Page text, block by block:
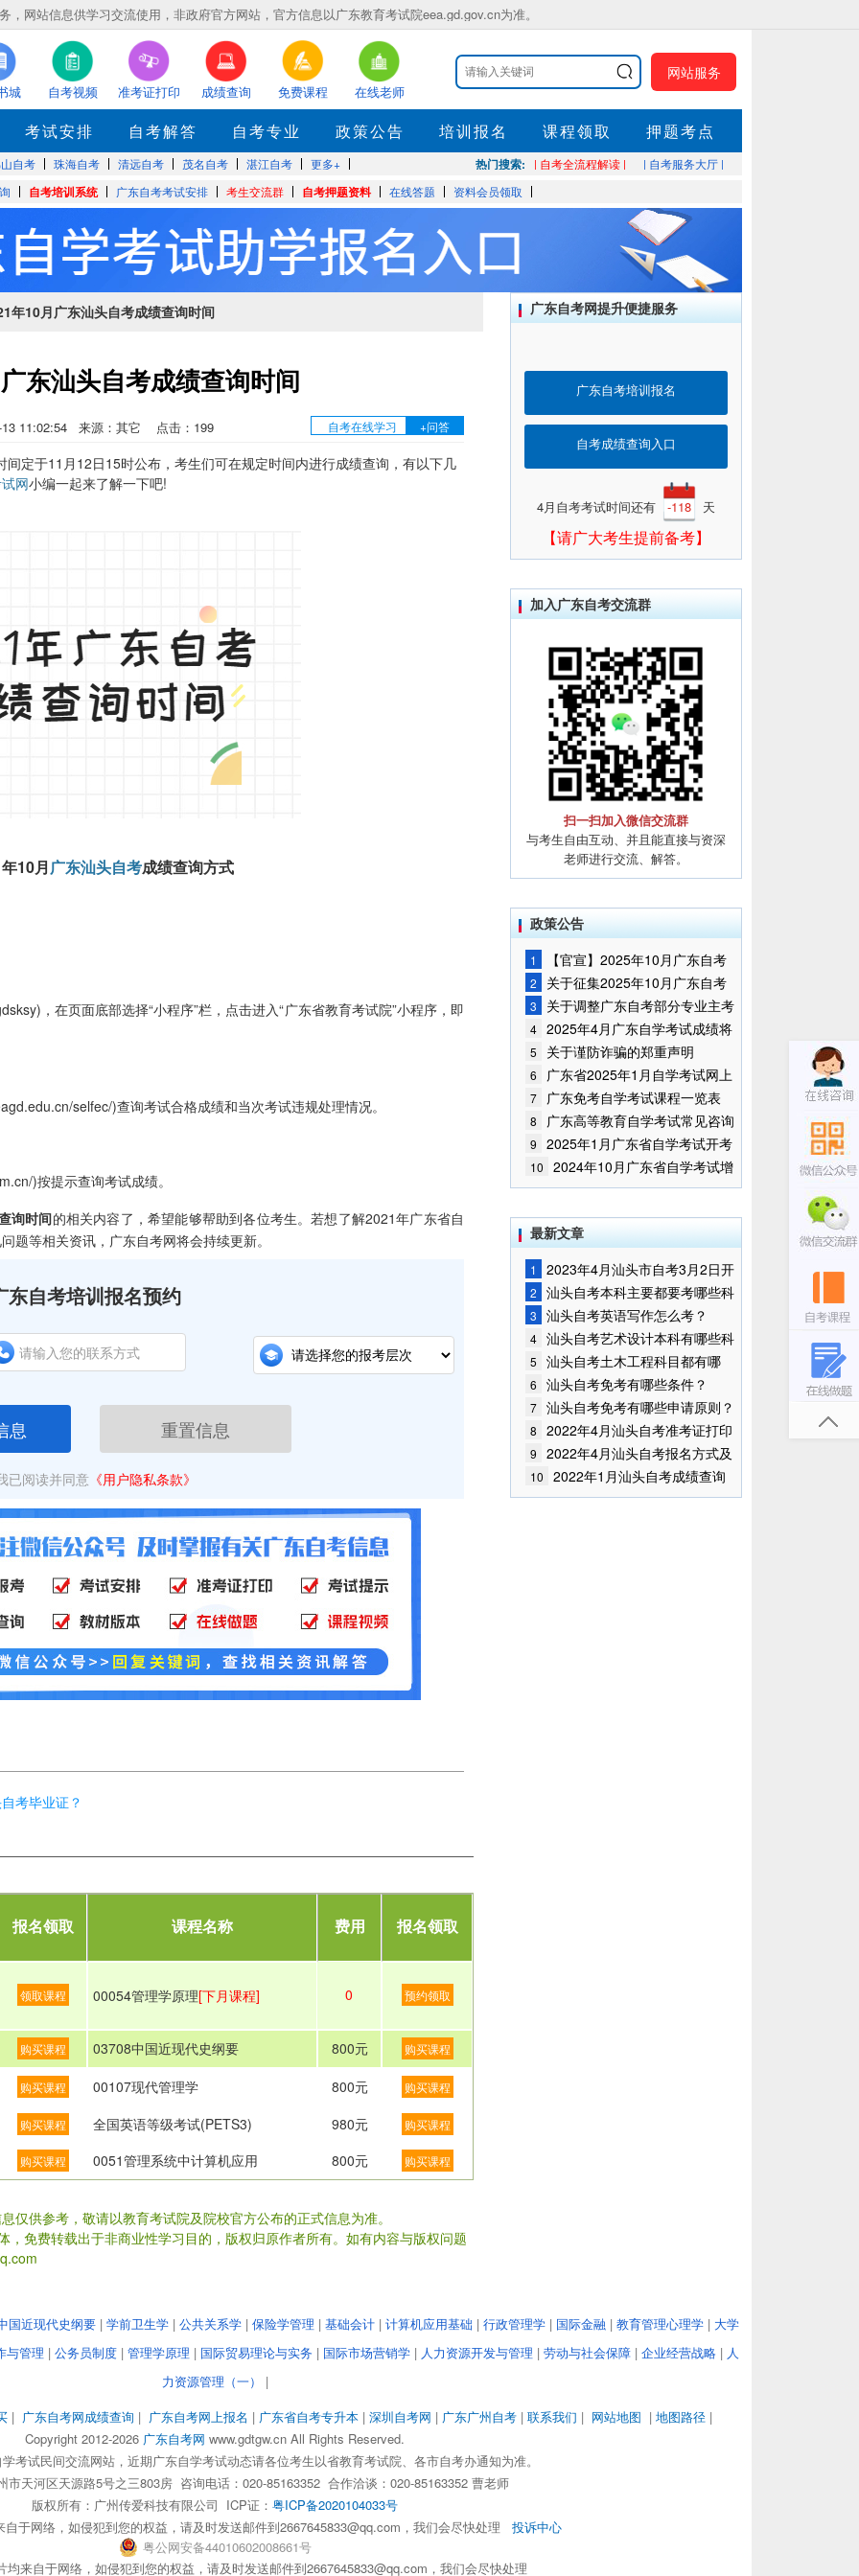
，网站信息供学习交流使用，非政府官方网站，官方信息以广东教育考试院eea.gd.gov.cn为准。
城 自考视频 准考证打印 成绩查询 免费课程 在线老师
网站服务
考试安排 自考解答 自考专业 政策公告 培训报名 课程领取 押题考点
自考 珠海自考 清远自考 茂名自考 湛江自考 更多+ 热门搜索: | 自考全流程解读 |
| 自考服务大厅 |
自考培训系统 广东自考考试安排 考生交流群 自考押题资料 在线答题 资料会员领取
年10月广东汕头自考成绩查询时间
东汕头自考成绩查询时间
13 11:02:54 来源：其它 点击： 199 自考在线学习 +问答
于11月12日15时公布，考生们可在规定时间内进行成绩查询，有以下几
网小编一起来了解一下吧!
月广东汕头自考成绩查询方式
，在页面底部选择“小程序”栏，点击进入“广东省教育考试院”小程序，即
selfec/)查询考试合格成绩和当次考试违规处理情况。
)按提示查询考试成绩。
询时间的相关内容了，希望能够帮助到各位考生。若想了解2021年广东省自
题等相关资讯，广东自考网将会持续更新。
东自考培训报名预约
息 重置信息
已阅读并同意 《用户隐私条款》
考毕业证？
报名领取 课程名称 费用 报名领取
领取课程 00054管理学原理[下月课程] 0 预约领取
购买课程 03708中国近现代史纲要 800元 购买课程
购买课程 00107现代管理学 800元 购买课程
购买课程 全国英语等级考试(PETS3) 980元 购买课程
购买课程 0051管理系统中计算机应用 800元 购买课程
仅供参考，敬请以教育考试院及院校官方公布的正式信息为准。
免费转载出于非商业性学习目的，版权归原作者所有。如有内容与版权问题
广东自考网提升便捷服务
广东自考培训报名
自考成绩查询入口
4月自考考试时间还有 -118 天
【请广大考生提前备考】
加入广东自考交流群
扫一扫加入微信交流群
与考生自由互动、并且能直接与资深
老师进行交流、解答。
政策公告
1
【官宣】2025年10月广东自考
报名时间通知
2
关于征集2025年10月广东自考
增加开考停考专业部分课程意向的
通告
3
关于调整广东自考部分专业主考
学校的通知
4 2025年4月广东自学考试成绩将
于5月9日公布
5 关于谨防诈骗的郑重声明
6
广东省2025年1月自学考试网上
报名报考须知
7 广东免考自学考试课程一览表
8
广东高等教育自学考试常见咨询
问题
9
2025年1月广东省自学考试开考
课程考试时间安排和使用教材的通
知
10
2024年10月广东省自学考试增
加一门开考课程的通告
最新文章
1
2023年4月汕头市自考3月2日开
始报考！
2
汕头自考本科主要都要考哪些科
目？
3 汕头自考英语写作怎么考？
4 汕头自考艺术设计本科有哪些科
目？
5
汕头自考土木工程科目都有哪
些？
6 汕头自考免考有哪些条件？
7 汕头自考免考有哪些申请原则？
8
2022年4月汕头自考准考证打印
入口已开通
9
2022年4月汕头自考报名方式及
入口
10
2022年1月汕头自考成绩查询
时间
国近现代史纲要 | 学前卫生学 | 公共关系学 | 保险学管理 | 基础会计 | 计算机应用基础 | 行政管理学 | 国际金融 | 教育管理心理学 | 大学
与管理 | 公务员制度 | 管理学原理 | 国际贸易理论与实务 | 国际市场营销学 | 人力资源开发与管理 | 劳动与社会保障 | 企业经营战略 | 人
力资源管理（一）
|
| 广东自考网成绩查询 | 广东自考网上报名 | 广东省自考专升本 | 深圳自考网 | 广东广州自考 | 联系我们 | 网站地图 | 地图路径 |
Copyright 2012-2026 广东自考网 www.gdtgw.cn All Rights Reserved.
考试民间交流网站，近期广东自学考试动态请各位考生以省教育考试院、各市自考办通知为准。
市天河区天源路5号之三803房 咨询电话：020-85163352 合作洽谈：020-85163352 曹老师
版权所有： 广州传爱科技有限公司 ICP证： 粤ICP备2020104033号
于网络，如侵犯到您的权益，请及时发送邮件到2667645833@qq.com，我们会尽快处理 投诉中心
粤公网安备44010602008661号
均来自于网络，如侵犯到您的权益，请及时发送邮件到2667645833@qq.com，我们会尽快处理